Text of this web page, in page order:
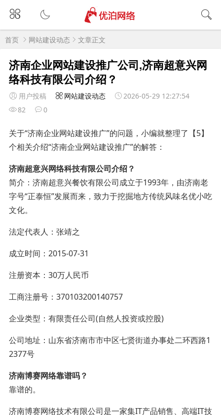
首页 网站建设动态 文章正文
济南企业网站建设推广公司,济南超意兴网
络科技有限公司介绍？
用户投稿 网站建设动态
2026-05-29 12:27:54
82
0
关于“济南企业网站建设推广”的问题，小编就整理了【5】
个相关介绍“济南企业网站建设推广”的解答：
济南超意兴网络科技有限公司介绍？
简介：济南超意兴餐饮有限公司成立于1993年，由济南老
字号“正泰恒”发展而来，致力于挖掘地方传统风味名优小吃
文化。
法定代表人：张靖之
成立时间：2015-07-31
注册资本：30万人民币
工商注册号：370103200140757
企业类型：有限责任公司(自然人投资或控股)
公司地址：山东省济南市市中区七贤街道办事处二环西路1
2377号
济南博赛网络靠谱吗？
靠谱的。
济南博赛网络技术有限公司是一家集IT产品销售、高端IT技